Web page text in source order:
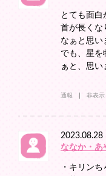
とても面白
首が長くな
なぁと思い
でも、星を
ぁと、思い
通報 非表示
2023.08.28
ななか・あ
・キリン